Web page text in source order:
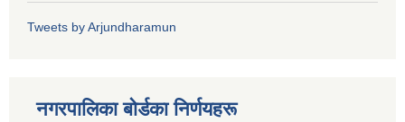
Tweets by Arjundharamun
नगरपालिका बाेर्डका निर्णयहरू